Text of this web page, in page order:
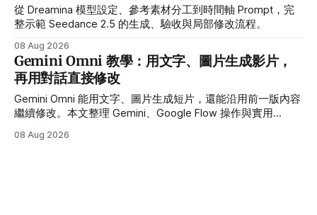
從 Dreamina 模型設定、參考素材分工到時間軸 Prompt，完
整示範 Seedance 2.5 的生成、驗收與局部修改流程。
08 Aug 2026
Gemini Omni 教學：用文字、圖片生成影片，
再用對話直接修改
Gemini Omni 能用文字、圖片生成短片，還能沿用前一版內容
繼續修改。本文整理 Gemini、Google Flow 操作與實用
08 Aug 2026